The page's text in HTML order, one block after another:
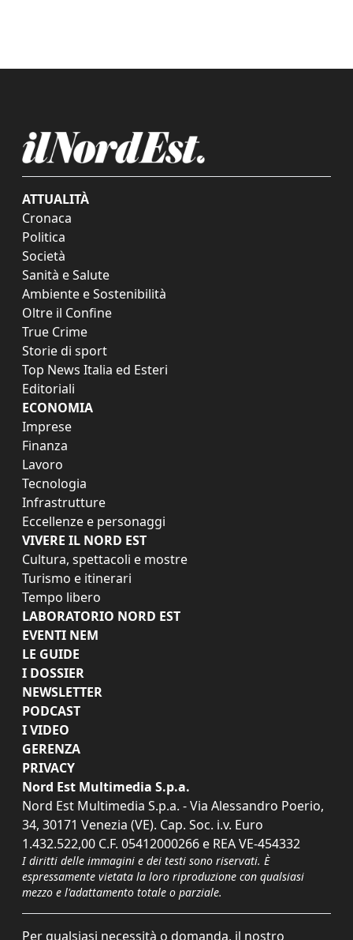
ATTUALITÀ
Cronaca
Politica
Società
Sanità e Salute
Ambiente e Sostenibilità
Oltre il Confine
True Crime
Storie di sport
Top News Italia ed Esteri
Editoriali
ECONOMIA
Imprese
Finanza
Lavoro
Tecnologia
Infrastrutture
Eccellenze e personaggi
VIVERE IL NORD EST
Cultura, spettacoli e mostre
Turismo e itinerari
Tempo libero
LABORATORIO NORD EST
EVENTI NEM
LE GUIDE
I DOSSIER
NEWSLETTER
PODCAST
I VIDEO
GERENZA
PRIVACY
Nord Est Multimedia S.p.a.
Nord Est Multimedia S.p.a. - Via Alessandro Poerio,
34, 30171 Venezia (VE). Cap. Soc. i.v. Euro
1.432.522,00 C.F. 05412000266 e REA VE-454332
I diritti delle immagini e dei testi sono riservati. È
espressamente vietata la loro riproduzione con qualsiasi
mezzo e l'adattamento totale o parziale.
Per qualsiasi necessità o domanda, il nostro